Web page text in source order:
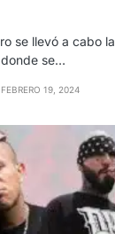
se llevó a cabo
se…
FEBRERO 19, 2024